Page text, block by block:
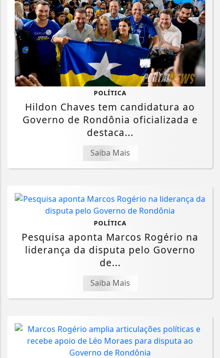
POLÍTICA
Hildon Chaves tem candidatura ao
Governo de Rondônia oficializada e
destaca...
Saiba Mais
POLÍTICA
Pesquisa aponta Marcos Rogério na
liderança da disputa pelo Governo
de...
Saiba Mais